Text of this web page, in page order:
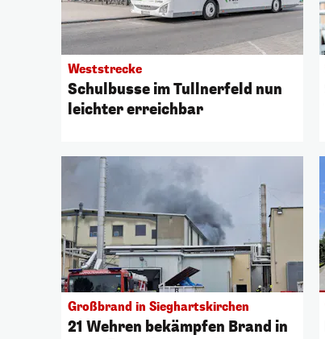
Weststrecke
Schulbusse im Tullnerfeld nun
leichter erreichbar
Großbrand in Sieghartskirchen
21 Wehren bekämpfen Brand in